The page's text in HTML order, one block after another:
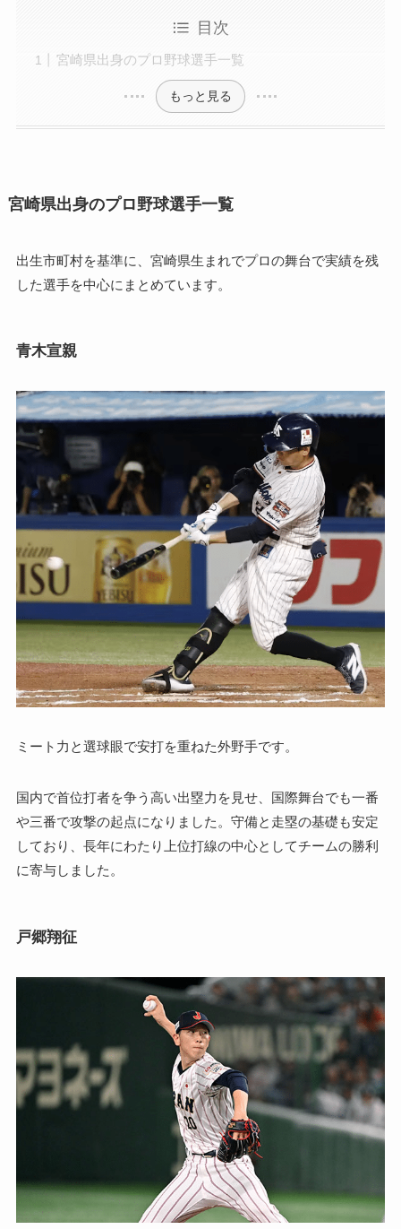
目次
宮崎県出身のプロ野球選手一覧
もっと見る
宮崎県出身のプロ野球選手一覧
出生市町村を基準に、宮崎県生まれでプロの舞台で実績を残
した選手を中心にまとめています。
青木宣親
ミート力と選球眼で安打を重ねた外野手です。
国内で首位打者を争う高い出塁力を見せ、国際舞台でも一番
や三番で攻撃の起点になりました。守備と走塁の基礎も安定
しており、長年にわたり上位打線の中心としてチームの勝利
に寄与しました。
戸郷翔征